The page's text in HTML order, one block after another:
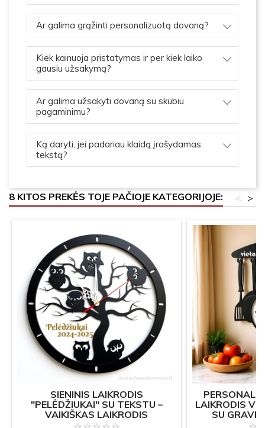
Ar galima grąžinti personalizuotą dovaną?
Kiek kainuoja pristatymas ir per kiek laiko
gausiu užsakymą?
Ar galima užsakyti dovaną su skubiu
pagaminimu?
Ką daryti, jei padariau klaidą įrašydamas
tekstą?
8 KITOS PREKĖS TOJE PAČIOJE KATEGORIJOJE: >
<
SIENINIS LAIKRODIS
"PELĖDŽIUKAI" SU TEKSTU –
VAIKIŠKAS LAIKRODIS
LAIKRODIS
SU